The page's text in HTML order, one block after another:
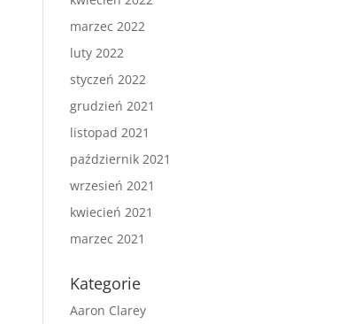
marzec 2022
luty 2022
styczeń 2022
grudzień 2021
listopad 2021
październik 2021
wrzesień 2021
kwiecień 2021
marzec 2021
Kategorie
Aaron Clarey